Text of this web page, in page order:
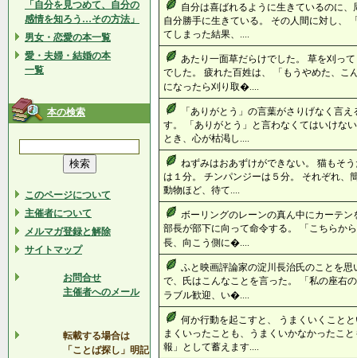
「自分を見つめて、自分の
感情を知ろう…その方法」
男女・恋愛の本一覧
愛・夫婦・結婚の本
一覧
本の検索
このページについて
主催者について
メルマガ登録と解除
サイトマップ
お問合せ
主催者へのメール
転載する場合は
「ことば探し」明記
自分は喜ばれるように生きているのに
自分勝手に生きている。 その人間に対し、
てしまった結果、....
あたり一面草だらけでした。 草を刈っ
でした。 疲れた百姓は、 「もうやめた、
になったら刈り取�....
「ありがとう」の言葉がさりげなく言
す。 「ありがとう」と言わなくてはいけな
とき、心が枯渇し....
ねずみはおあずけができない。 猫もそ
は１分。 チンパンジーは５分。 それぞれ、
動物ほど、待て....
ボーリングのレーンの真ん中にカーテ
部長が部下に向って命令する。 「こちらか
長、向こう側に�....
ふと映画評論家の淀川長治氏のことを
で、氏はこんなことを言った。 「私の座
ラブル歓迎、い�....
何か行動を起こすと、 うまくいくこと
まくいったことも、うまくいかなかったこ
報」として蓄えます....